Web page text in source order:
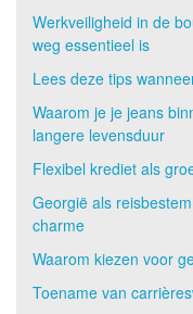
Werkveiligheid in de
weg essentieel is
Lees deze tips
Waarom je je jeans
langere levensduur
Flexibel krediet als
Georgië als
charme
Waarom kiezen voor
Toename van